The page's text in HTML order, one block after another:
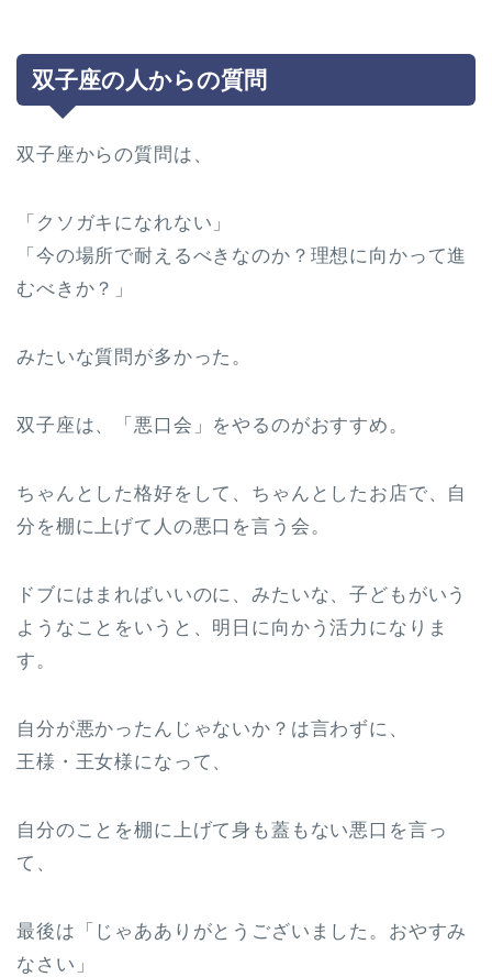
双子座の人からの質問
双子座からの質問は、
「クソガキになれない」
「今の場所で耐えるべきなのか？理想に向かって進
むべきか？」
みたいな質問が多かった。
双子座は、「悪口会」をやるのがおすすめ。
ちゃんとした格好をして、ちゃんとしたお店で、自
分を棚に上げて人の悪口を言う会。
ドブにはまればいいのに、みたいな、子どもがいう
ようなことをいうと、明日に向かう活力になりま
す。
自分が悪かったんじゃないか？は言わずに、
王様・王女様になって、
自分のことを棚に上げて身も蓋もない悪口を言っ
て、
最後は「じゃあありがとうございました。おやすみ
なさい」